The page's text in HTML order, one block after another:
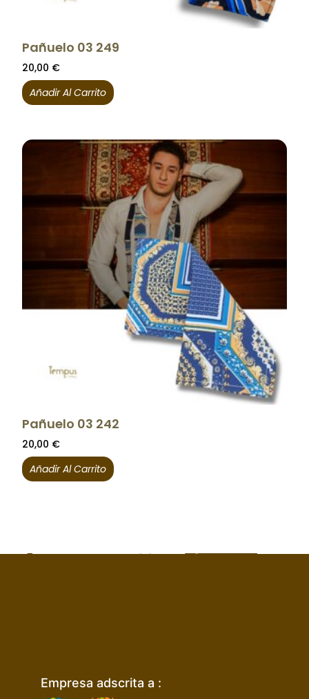
Pañuelo 03 249
20,00 €
Añadir Al Carrito
Pañuelo 03 242
20,00 €
Añadir Al Carrito
Empresa adscrita a :